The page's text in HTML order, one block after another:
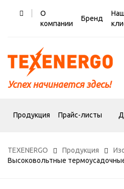
О
компании
Бренд
Успех начинается здесь!
Продукция Прайс-листы
TEXENERGO Продукция
Высоковольтные